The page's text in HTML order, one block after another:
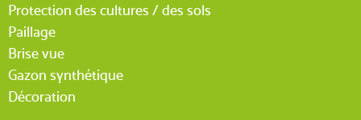
Protection des cultures / des sols
Paillage
Brise vue
Gazon synthétique
Décoration